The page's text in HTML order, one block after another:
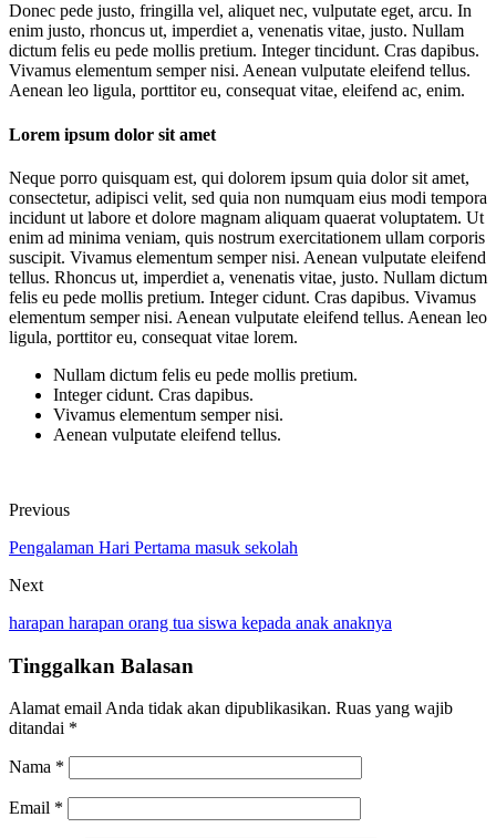
Donec pede justo, fringilla vel, aliquet nec, vulputate eget, arcu. In
enim justo, rhoncus ut, imperdiet a, venenatis vitae, justo. Nullam
dictum felis eu pede mollis pretium. Integer tincidunt. Cras dapibus.
Vivamus elementum semper nisi. Aenean vulputate eleifend tellus.
Aenean leo ligula, porttitor eu, consequat vitae, eleifend ac, enim.
Lorem ipsum dolor sit amet
Neque porro quisquam est, qui dolorem ipsum quia dolor sit amet,
consectetur, adipisci velit, sed quia non numquam eius modi tempora
incidunt ut labore et dolore magnam aliquam quaerat voluptatem. Ut
enim ad minima veniam, quis nostrum exercitationem ullam corporis
suscipit. Vivamus elementum semper nisi. Aenean vulputate eleifend
tellus. Rhoncus ut, imperdiet a, venenatis vitae, justo. Nullam dictum
felis eu pede mollis pretium. Integer cidunt. Cras dapibus. Vivamus
elementum semper nisi. Aenean vulputate eleifend tellus. Aenean leo
ligula, porttitor eu, consequat vitae lorem.
Nullam dictum felis eu pede mollis pretium.
Integer cidunt. Cras dapibus.
Vivamus elementum semper nisi.
Aenean vulputate eleifend tellus.
Previous
Pengalaman Hari Pertama masuk sekolah
Next
harapan harapan orang tua siswa kepada anak anaknya
Tinggalkan Balasan
Alamat email Anda tidak akan dipublikasikan. Ruas yang wajib
ditandai *
Nama *
Email *